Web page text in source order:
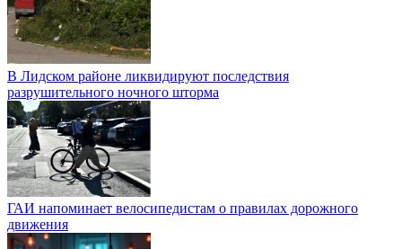
В Лидском районе ликвидируют последствия
разрушительного ночного шторма
ГАИ напоминает велосипедистам о правилах дорожного
движения